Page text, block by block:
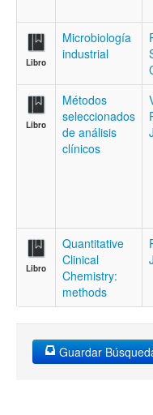
Libro
Microbiología
industrial
Libro
Métodos
seleccionados
de análisis
clínicos
Libro
Quantitative
Clinical
Chemistry:
methods
Guardar